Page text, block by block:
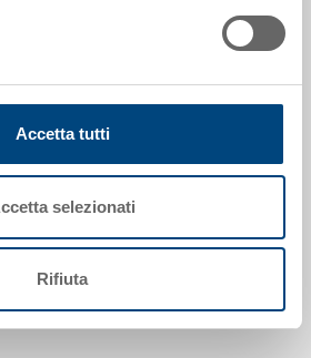
Accetta tutti
selezionati
Rifiuta
PE, grigio argento, esterno
interno 1110x710x1085 mm,
- la nostra specialità